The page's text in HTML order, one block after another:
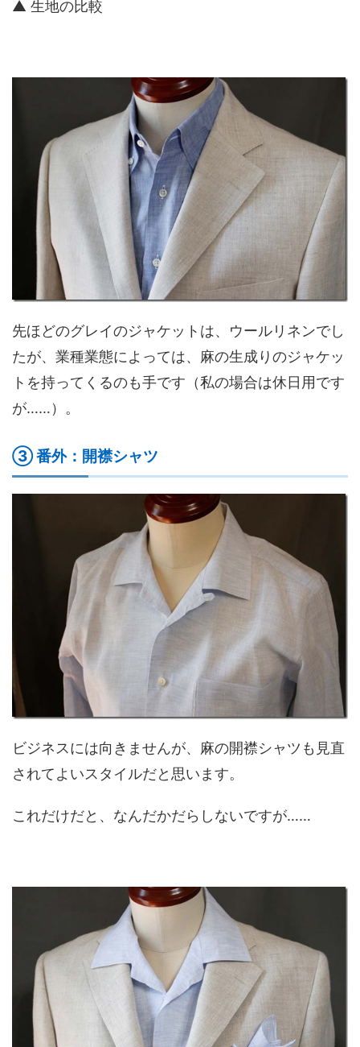
▲ 生地の比較
先ほどのグレイのジャケットは、ウールリネンでし
たが、業種業態によっては、麻の生成りのジャケッ
トを持ってくるのも手です（私の場合は休日用です
が……）。
③ 番外：開襟シャツ
ビジネスには向きませんが、麻の開襟シャツも見直
されてよいスタイルだと思います。
これだけだと、なんだかだらしないですが……